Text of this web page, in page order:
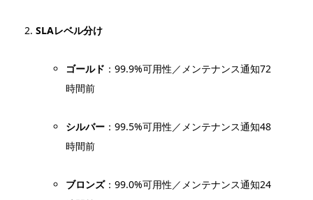
SLAレベル分け
ゴールド ：99.9%可用性／メンテナンス通知72
時間前
シルバー ：99.5%可用性／メンテナンス通知48
時間前
ブロンズ：99.0%可用性／メンテナンス通知24